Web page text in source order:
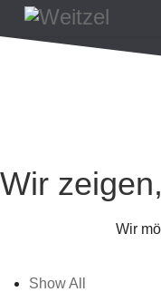
Wir
Wir
Show All